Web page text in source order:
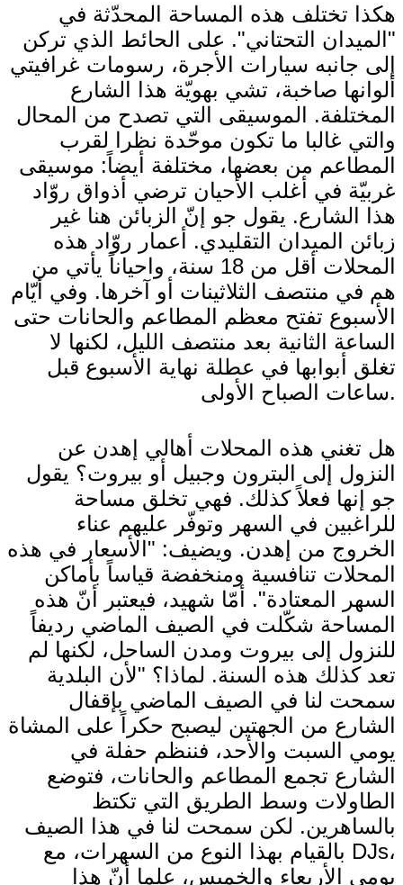
هكذا تختلف هذه المساحة المحدّثة في
"الميدان التحتاني". على الحائط الذي تركن
إلى جانبه سيارات الأجرة، رسومات غرافيتي
ألوانها صاخبة، تشي بهويّة هذا الشارع
المختلفة. الموسيقى التي تصدح من المحال
والتي غالبا ما تكون موحّدة نظرا لقرب
المطاعم من بعضها، مختلفة أيضاً: موسيقى
غربيّة في أغلب الأحيان ترضي أذواق روّاد
هذا الشارع. يقول جو إنّ الزبائن هنا غير
زبائن الميدان التقليدي. أعمار روّاد هذه
المحلات أقل من 18 سنة، واحياناً يأتي من
هم في منتصف الثلاثينات أو آخرها. وفي أيّام
الأسبوع تفتح معظم المطاعم والحانات حتى
الساعة الثانية بعد منتصف الليل، لكنها لا
تغلق أبوابها في عطلة نهاية الأسبوع قبل
ساعات الصباح الأولى.
هل تغني هذه المحلات أهالي إهدن عن
النزول إلى البترون وجبيل أو بيروت؟ يقول
جو إنها فعلاً كذلك. فهي تخلق مساحة
للراغبين في السهر وتوفّر عليهم عناء
الخروج من إهدن. ويضيف: "الأسعار في هذه
المحلات تنافسية ومنخفضة قياساً بأماكن
السهر المعتادة". أمّا شهيد، فيعتبر أنّ هذه
المساحة شكّلت في الصيف الماضي رديفاً
للنزول إلى بيروت ومدن الساحل، لكنها لم
تعد كذلك هذه السنة. لماذا؟ "لأن البلدية
سمحت لنا في الصيف الماضي بإقفال
الشارع من الجهتين ليصبح حكراً على المشاة
يومي السبت والأحد، فننظم حفلة في
الشارع تجمع المطاعم والحانات، فتوضع
الطاولات وسط الطريق التي تكتظ
بالساهرين. لكن سمحت لنا في هذا الصيف
بالقيام بهذا النوع من السهرات، مع DJs،
يومي الأربعاء والخميس، علما أنّ هذا